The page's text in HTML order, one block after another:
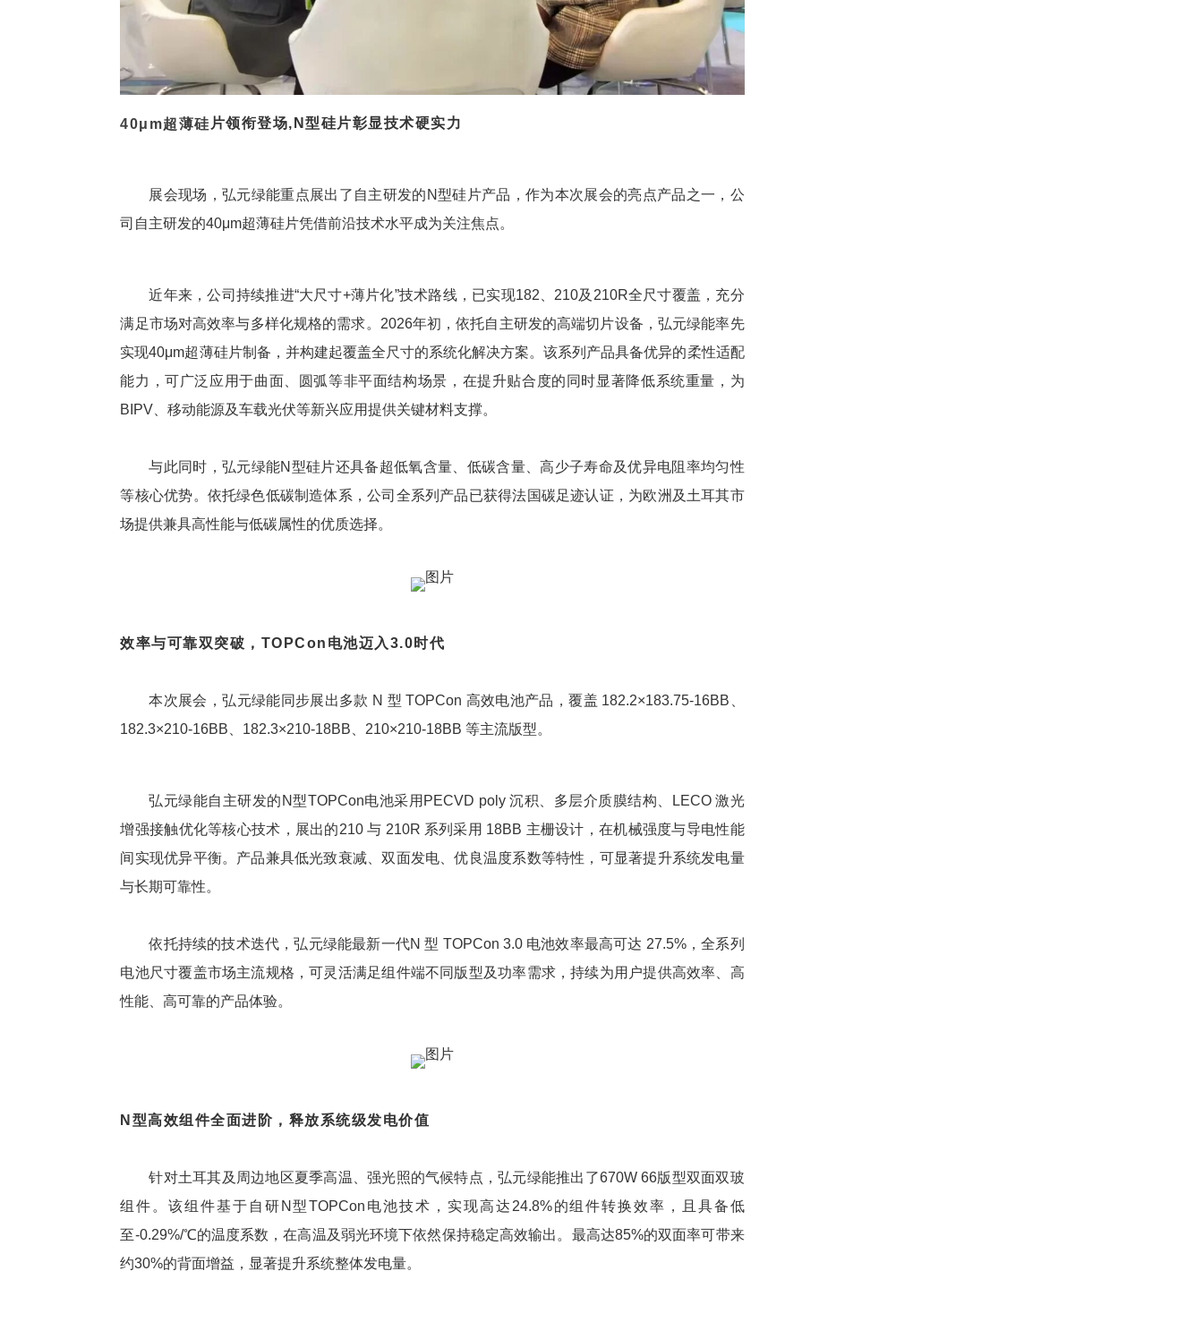
40μm超薄硅 片领衔登场, N型硅片彰显技术硬实力
展会现场，弘元绿能重点展出了自主研发的N型硅片产品，作为本次展会的亮点产品之一，公
司自主研发的40μm超薄硅片凭借前沿技术水平成为关注焦点。
近年来，公司持续推进“大尺寸+薄片化”技术路线，已实现182、210及210R全尺寸覆盖，充分
满足市场对高效率与多样化规格的需求。2026年初，依托自主研发的高端切片设备，弘元绿能率先
实现40μm超薄硅片制备，并构建起覆盖全尺寸的系统化解决方案。该系列产品具备优异的柔性适配
能力，可广泛应用于曲面、圆弧等非平面结构场景，在提升贴合度的同时显著降低系统重量，为
BIPV、移动能源及车载光伏等新兴应用提供关键材料支撑。
与此同时，弘元绿能N型硅片还具备超低氧含量、低碳含量、高少子寿命及优异电阻率均匀性
等核心优势。依托绿色低碳制造体系，公司全系列产品已获得法国碳足迹认证，为欧洲及土耳其市
场提供兼具高性能与低碳属性的优质选择。
效率与可靠双突破， TOPCon电池迈入3.0时代
本次展会，弘元绿能同步展出多款 N 型 TOPCon 高效电池产品，覆盖 182.2×183.75-16BB、
182.3×210-16BB、182.3×210-18BB、210×210-18BB 等主流版型。
弘元绿能自主研发的N型TOPCon电池采用PECVD poly 沉积、多层介质膜结构、LECO 激光
增强接触优化等核心技术，展出的210 与 210R 系列采用 18BB 主栅设计，在机械强度与导电性能
间实现优异平衡。产品兼具低光致衰减、双面发电、优良温度系数等特性，可显著提升系统发电量
与长期可靠性。
依托持续的技术迭代，弘元绿能最新一代N 型 TOPCon 3.0 电池效率最高可达 27.5%，全系列
电池尺寸覆盖市场主流规格，可灵活满足组件端不同版型及功率需求，持续为用户提供高效率、高
性能、高可靠的产品体验。
N型高效组件全面进阶， 释放系统级发电价值
针对土耳其及周边地区夏季高温、强光照的气候特点，弘元绿能推出了670W 66版型双面双玻
组件。该组件基于自研N型TOPCon电池技术，实现高达24.8%的组件转换效率，且具备低
至-0.29%/℃的温度系数，在高温及弱光环境下依然保持稳定高效输出。 最高达85%的双面率可带来
约30%的背面增益，显著提升系统整体发电量。